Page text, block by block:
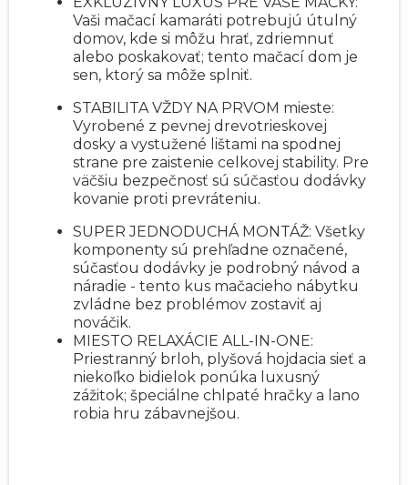
Vaši mačací kamaráti potrebujú útulný
domov, kde si môžu hrať, zdriemnuť
alebo poskakovať; tento mačací dom je
sen, ktorý sa môže splniť.
STABILITA VŽDY NA PRVOM mieste:
Vyrobené z pevnej drevotrieskovej
dosky a vystužené lištami na spodnej
strane pre zaistenie celkovej stability. Pre
väčšiu bezpečnosť sú súčasťou dodávky
kovanie proti prevráteniu.
SUPER JEDNODUCHÁ MONTÁŽ: Všetky
komponenty sú prehľadne označené,
súčasťou dodávky je podrobný návod a
náradie - tento kus mačacieho nábytku
zvládne bez problémov zostaviť aj
nováčik.
MIESTO RELAXÁCIE ALL-IN-ONE:
Priestranný brloh, plyšová hojdacia sieť a
niekoľko bidielok ponúka luxusný
zážitok; špeciálne chlpaté hračky a lano
robia hru zábavnejšou.